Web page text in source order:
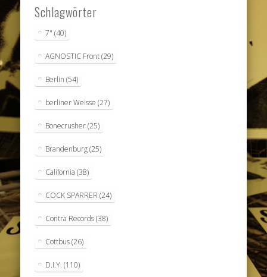
Schlagwörter
7" (40)
AGNOSTIC Front(29)
Berlin (54)
berliner Weisse (27)
Bonecrusher(25)
Brandenburg(25)
California (38)
COCK SPARRER (24)
Contra Records(38)
Cottbus(26)
D.I.Y. (110)